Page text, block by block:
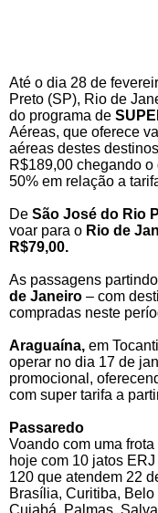
Até o dia 28 de
Preto (SP), Rio de
do programa de
Aéreas, que oferece
aéreas destes
R$189,00 chegando
50% em relação a
De São José do Rio
voar para o Rio de
R$79,00.
As passagens
de Janeiro – com
compradas neste
Araguaína, em
operar no dia 17 de
promocional,
com super tarifa a
Passaredo
Voando com uma
hoje com 10 jatos
120 que atendem 22
Brasília, Curitiba,
Cuiabá, Palmas,